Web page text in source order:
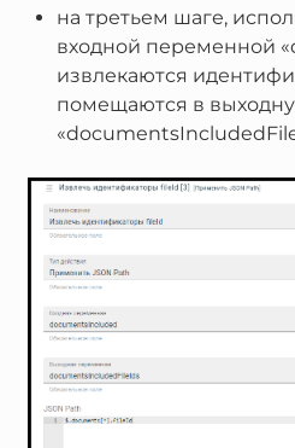
на третьем шаге,
входной переменной
извлекаются
помещаются в